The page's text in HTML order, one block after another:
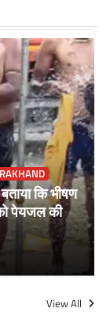
कि भीषण
पेयजल की
View All